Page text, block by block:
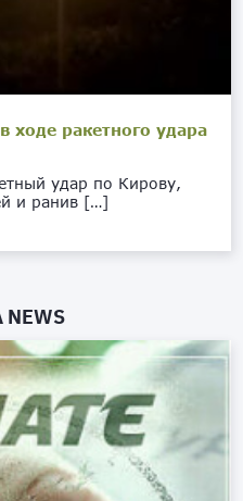
ходе ракетного удара
удар по Кирову,
и ранив […]
NEWS